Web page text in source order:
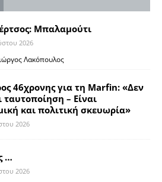
Μπαλαμούτι
2026
Λακόπουλος
46χρονης για τη Marfin: «Δεν
ταυτοποίηση – Είναι
και πολιτική σκευωρία»
2026
…
2026